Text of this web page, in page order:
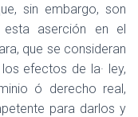
sin embargo, son
esta aserción en el
que se consideran
efectos de la· ley,
ó derecho real,
para darlos y